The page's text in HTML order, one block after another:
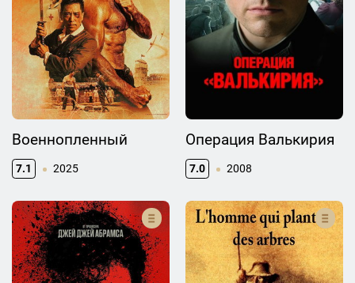
Военнопленный
7.1 2025
Операция Валькирия
7.0 2008